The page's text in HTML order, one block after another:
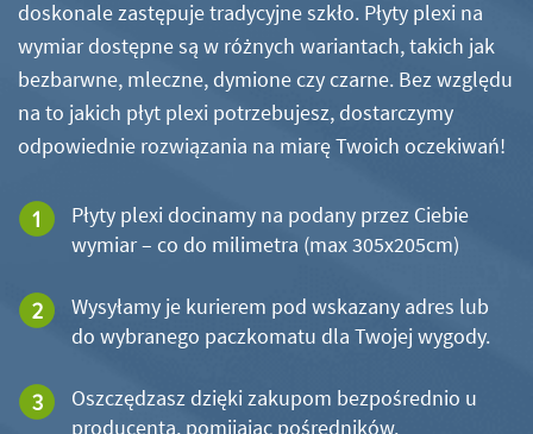
doskonale zastępuje tradycyjne szkło. Płyty plexi na
wymiar dostępne są w różnych wariantach, takich jak
bezbarwne, mleczne, dymione czy czarne. Bez względu
na to jakich płyt plexi potrzebujesz, dostarczymy
odpowiednie rozwiązania na miarę Twoich oczekiwań!
Płyty plexi docinamy na podany przez Ciebie
wymiar – co do milimetra (max 305x205cm)
Wysyłamy je kurierem pod wskazany adres lub
do wybranego paczkomatu dla Twojej wygody.
Oszczędzasz dzięki zakupom bezpośrednio u
producenta, pomijając pośredników.